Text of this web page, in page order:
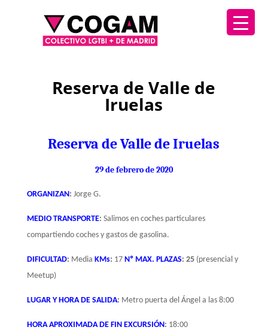
Reserva de Valle de
Iruelas
Reserva de Valle de Iruelas
29 de febrero de 2020
ORGANIZAN : Jorge G.
MEDIO TRANSPORTE: Salimos en coches particulares
compartiendo coches y gastos de gasolina.
DIFICULTAD: Media KMs: 17 Nº MAX. PLAZAS: 25 (presencial y
Meetup)
LUGAR Y HORA DE SALIDA: Metro puerta del Ángel a las 8:00
HORA APROXIMADA DE FIN EXCURSIÓN : 18:00